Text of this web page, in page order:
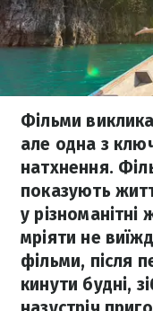
Фільми
але одна з
натхнення.
показують
у різноманітні
мріяти не
фільми, після
кинути будні,